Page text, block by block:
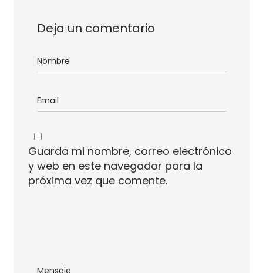
Deja un comentario
Guarda mi nombre, correo electrónico
y web en este navegador para la
próxima vez que comente.